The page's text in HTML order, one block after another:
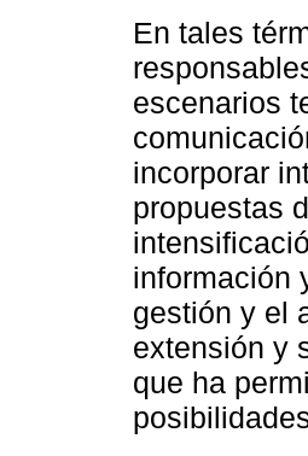
En tales
escenarios
incorporar
propuestas
información
gestión y el
extensión y
que ha